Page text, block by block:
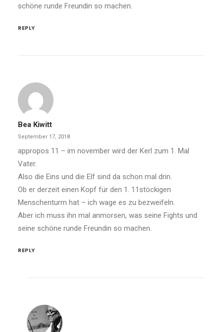
schöne runde Freundin so machen.
REPLY
Bea Kiwitt
September 17, 2018
appropos 11 – im november wird der Kerl zum 1. Mal
Vater.
Also die Eins und die Elf sind da schon mal drin.
Ob er derzeit einen Kopf für den 1. 11stöckigen
Menschenturm hat – ich wage es zu bezweifeln.
Aber ich muss ihn mal anmorsen, was seine Fights und
seine schöne runde Freundin so machen.
REPLY